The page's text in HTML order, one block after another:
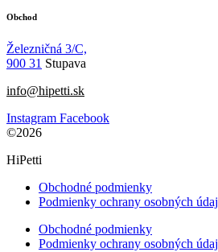
Obchod
Železničná 3/C,
900 31 Stupava
info@hipetti.sk
Instagram Facebook
©2026
HiPetti
Obchodné podmienky
Podmienky ochrany osobných
Obchodné podmienky
Podmienky ochrany osobných